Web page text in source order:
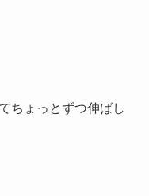
ちょっとずつ伸ばし